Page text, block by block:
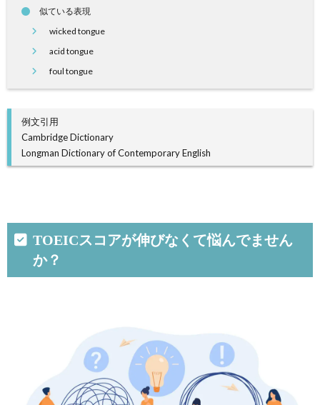
似ている表現
wicked tongue
acid tongue
foul tongue
例文引用
Cambridge Dictionary
Longman Dictionary of Contemporary English
TOEICスコアが伸びなくて悩んでません
か？